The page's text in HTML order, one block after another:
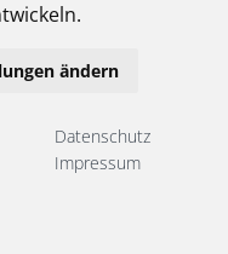
ändern
Datenschutz
Impressum